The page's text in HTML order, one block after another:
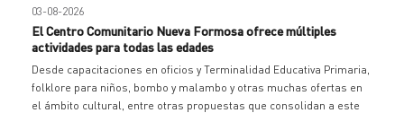
03-08-2026
El Centro Comunitario Nueva Formosa ofrece múltiples
actividades para todas las edades
Desde capacitaciones en oficios y Terminalidad Educativa Primaria,
folklore para niños, bombo y malambo y otras muchas ofertas en
el ámbito cultural, entre otras propuestas que consolidan a este